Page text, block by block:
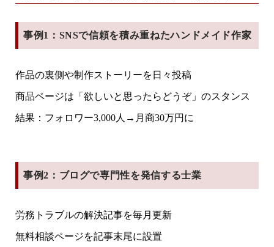
事例1：SNSで信頼を積み重ねたハンドメイド作家
作品の裏側や制作ストーリーを日々投稿
商品ページは「欲しいと思ったらどうぞ」のスタンス
結果：フォロワー3,000人→月商30万円に
事例2：ブログで専門性を発信する士業
労務トラブルの解決記事を毎月更新
無料相談ページを記事末尾に設置